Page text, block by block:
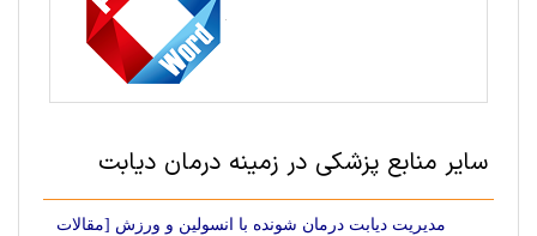
سایر منابع پزشکی در زمینه درمان دیابت
مدیریت دیابت درمان شونده با انسولین و ورزش [مقالات